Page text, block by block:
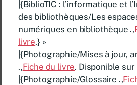
|{BiblioTIC : l’informatique et
des bibliothèques/Les
numériques en bibliothèque .,
livre.} »
|{Photographie/Mises à jour,
.,Fiche du livre. Disponible
|{Photographie/Glossaire .,